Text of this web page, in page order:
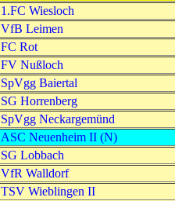
1.FC Wiesloch
VfB Leimen
FC Rot
FV Nußloch
SpVgg Baiertal
SG Horrenberg
SpVgg Neckargemünd
ASC Neuenheim II (N)
SG Lobbach
VfR Walldorf
TSV Wieblingen II